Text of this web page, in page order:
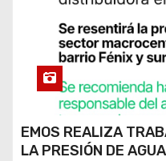
EMOS REALIZA
LA PRESIÓN DE